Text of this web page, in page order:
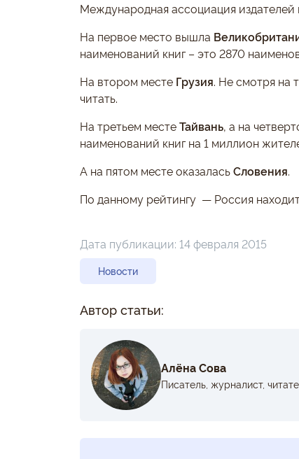
Международная ассоциация
На первое место вышла
наименований книг – это 2870
На втором месте Грузия. Не смотря на
читать.
На третьем местеТайвань, а на
наименований книг на 1 миллион
А на пятом месте оказаласьСловения.
По данному рейтингу — Россия
Дата публикации: 14 февраля 2015
Новости
Автор статьи:
Алёна Сова
Писатель, журналист,